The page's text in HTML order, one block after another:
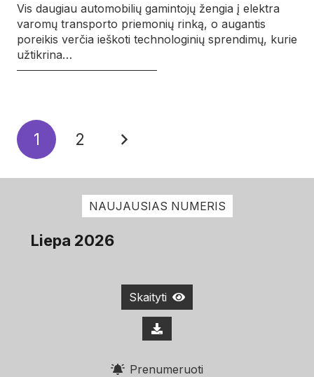
Vis daugiau automobilių gamintojų žengia į elektra
varomų transporto priemonių rinką, o augantis
poreikis verčia ieškoti technologinių sprendimų, kurie
užtikrina…
1 2
NAUJAUSIAS NUMERIS
Liepa 2026
Skaityti
Prenumeruoti